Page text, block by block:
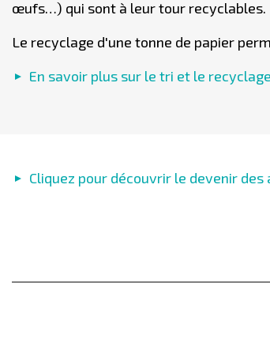
œufs…) qui sont à leur tour recyclables.
Le recyclage d'une tonne de papier
En savoir plus sur le tri et le
Cliquez pour découvrir le devenir